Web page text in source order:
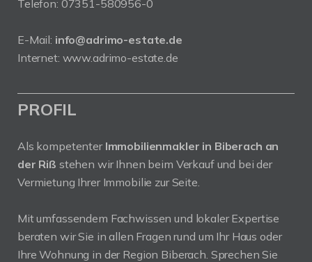
Telefon: 07351-580956-0
E-Mail: info@adrimo-estate.de
Internet: www.adrimo-estate.de
PROFIL
Als kompetenter Immobilienmakler in Biberach an
der Riß stehen wir Ihnen beim Verkauf und bei der
Vermietung Ihrer Immobilie zur Seite.
Mit umfassendem Fachwissen und lokaler Expertise
beraten wir Sie in allen Fragen rund um Ihr Haus oder
Ihre Wohnung in der Region Biberach. Sprechen Sie